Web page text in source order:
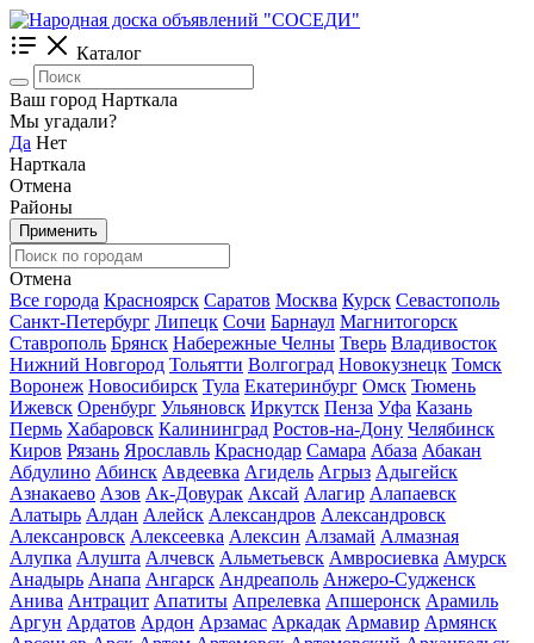
Каталог
Ваш город Нарткала
Мы угадали?
Да Нет
Нарткала
Отмена
Районы
Применить
Отмена
Все города Красноярск Саратов Москва Курск Севастополь
Санкт-Петербург Липецк Сочи Барнаул Магнитогорск
Ставрополь Брянск Набережные Челны Тверь Владивосток
Нижний Новгород Тольятти Волгоград Новокузнецк Томск
Воронеж Новосибирск Тула Екатеринбург Омск Тюмень
Ижевск Оренбург Ульяновск Иркутск Пенза Уфа Казань
Пермь Хабаровск Калининград Ростов-на-Дону Челябинск
Киров Рязань Ярославль Краснодар Самара Абаза Абакан
Абдулино Абинск Авдеевка Агидель Агрыз Адыгейск
Азнакаево Азов Ак-Довурак Аксай Алагир Алапаевск
Алатырь Алдан Алейск Александров Александровск
Алексанровск Алексеевка Алексин Алзамай Алмазная
Алупка Алушта Алчевск Альметьевск Амвросиевка Амурск
Анадырь Анапа Ангарск Андреаполь Анжеро-Судженск
Анива Антрацит Апатиты Апрелевка Апшеронск Арамиль
Аргун Ардатов Ардон Арзамас Аркадак Армавир Армянск